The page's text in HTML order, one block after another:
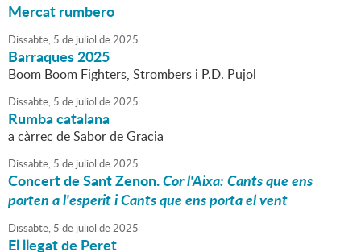
Mercat rumbero
Dissabte, 5 de juliol de2025
Barraques 2025
Boom Boom Fighters, Strombers i P.D. Pujol
Dissabte, 5 de juliol de2025
Rumba catalana
a càrrec de Sabor de Gracia
Dissabte, 5 de juliol de2025
Concert de Sant Zenon.Cor l'Aixa: Cants que ens
porten a l'esperit i Cants que ens porta el vent
Dissabte, 5 de juliol de2025
El llegat de Peret